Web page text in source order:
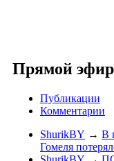
Прямой эфир
Публикации
Комментарии
ShurikBY → В
Гомеля